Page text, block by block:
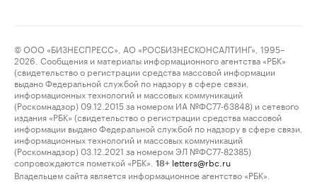
© ООО «БИЗНЕСПРЕСС», АО «РОСБИЗНЕСКОНСАЛТИНГ», 1995–
2026. Сообщения и материалы информационного агентства «РБК»
(свидетельство о регистрации средства массовой информации
выдано Федеральной службой по надзору в сфере связи,
информационных технологий и массовых коммуникаций
(Роскомнадзор) 09.12.2015 за номером ИА №ФС77-63848) и сетевого
издания «РБК» (свидетельство о регистрации средства массовой
информации выдано Федеральной службой по надзору в сфере связи,
информационных технологий и массовых коммуникаций
(Роскомнадзор) 03.12.2021 за номером ЭЛ №ФС77-82385)
сопровождаются пометкой «РБК».
18+ letters@rbc.ru
Владельцем сайта является информационное агентство «РБК».